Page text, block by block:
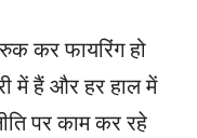
कर फायरिंग हो
में हैं और हर हाल में
पर काम कर रहे